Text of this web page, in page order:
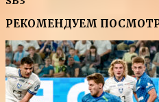
РЕКОМЕНДУЕМ